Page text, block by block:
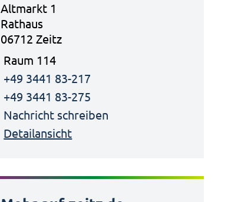
Altmarkt 1
Rathaus
06712 Zeitz
Raum 114
+49 3441 83-217
+49 3441 83-275
Nachricht schreiben
Detailansicht